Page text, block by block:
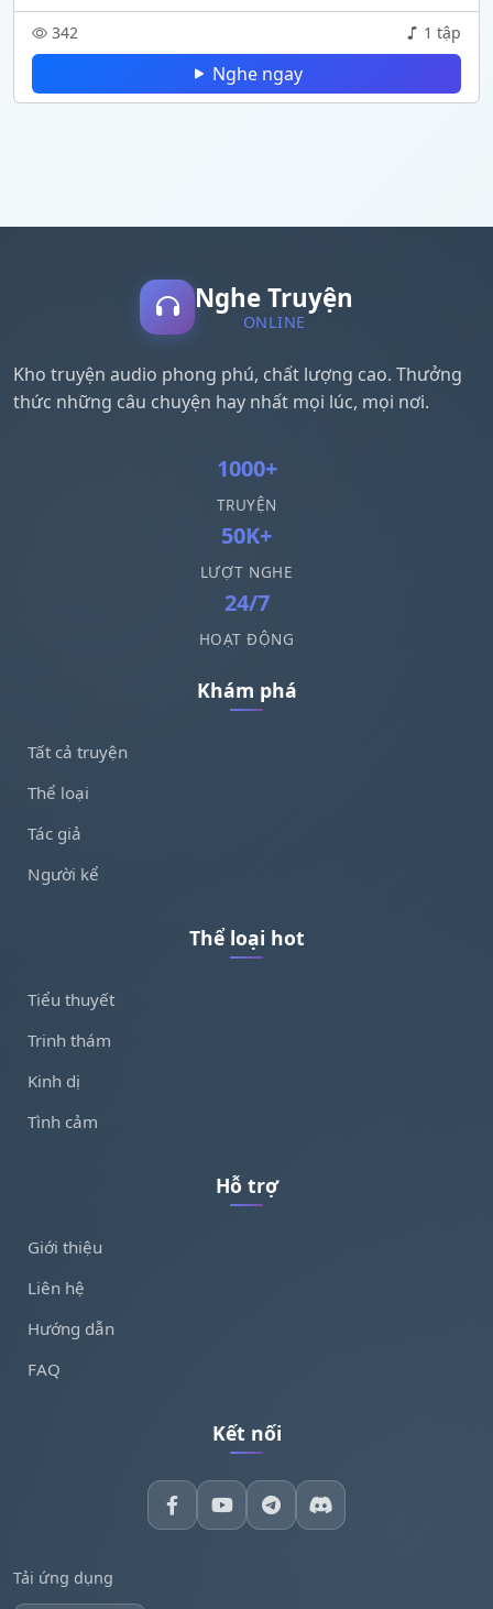
342 1 tập
Nghe ngay
Nghe Truyện
ONLINE
Kho truyện audio phong phú, chất lượng cao. Thưởng
thức những câu chuyện hay nhất mọi lúc, mọi nơi.
1000+
TRUYỆN
50K+
LƯỢT NGHE
24/7
HOẠT ĐỘNG
Khám phá
Tất cả truyện
Thể loại
Tác giả
Người kể
Thể loại hot
Tiểu thuyết
Trinh thám
Kinh dị
Tình cảm
Hỗ trợ
Giới thiệu
Liên hệ
Hướng dẫn
FAQ
Kết nối
Tải ứng dụng